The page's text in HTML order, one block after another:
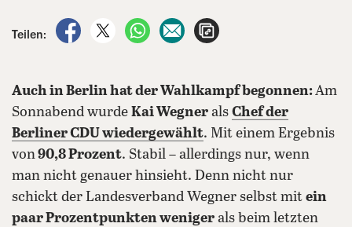
Teilen:
auf Facebook teilen
auf X teilenper WhatsApp teilen
per E-Mail teilen
Auch in Berlin hat der Wahlkampf begonnen:Am
Sonnabend wurde Kai Wegner als Chef der
Berliner CDU wiedergewählt. Mit einem Ergebnis
von90,8 Prozent. Stabil – allerdings nur, wenn
man nicht genauer hinsieht. Denn nicht nur
schickt der Landesverband Wegner selbst mit ein
paar Prozentpunkten weniger als beim letzten